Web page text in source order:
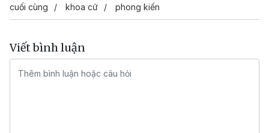
cuối cùng
khoa cử phong kiến
Viết bình luận